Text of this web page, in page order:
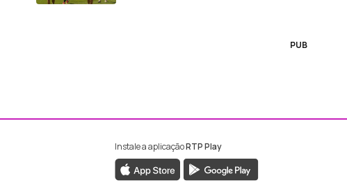
PUB
da RTP Madeira
Instagram da RTP Madeira
Instale a aplicaçãoRTP Play